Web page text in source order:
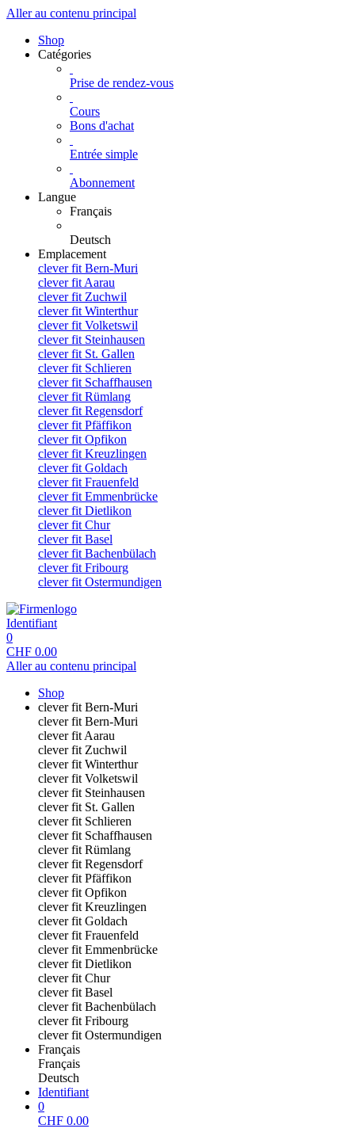
Aller au contenu principal
Shop
Catégories
Prise de rendez-vous
Cours
Bons d'achat
Entrée simple
Abonnement
Langue
Français
Deutsch
Emplacement
clever fit Bern-Muri
clever fit Aarau
clever fit Zuchwil
clever fit Winterthur
clever fit Volketswil
clever fit Steinhausen
clever fit St. Gallen
clever fit Schlieren
clever fit Schaffhausen
clever fit Rümlang
clever fit Regensdorf
clever fit Pfäffikon
clever fit Opfikon
clever fit Kreuzlingen
clever fit Goldach
clever fit Frauenfeld
clever fit Emmenbrücke
clever fit Dietlikon
clever fit Chur
clever fit Basel
clever fit Bachenbülach
clever fit Fribourg
clever fit Ostermundigen
Identifiant
0
CHF 0.00
Aller au contenu principal
Shop
clever fit Bern-Muri
clever fit Bern-Muri
clever fit Aarau
clever fit Zuchwil
clever fit Winterthur
clever fit Volketswil
clever fit Steinhausen
clever fit St. Gallen
clever fit Schlieren
clever fit Schaffhausen
clever fit Rümlang
clever fit Regensdorf
clever fit Pfäffikon
clever fit Opfikon
clever fit Kreuzlingen
clever fit Goldach
clever fit Frauenfeld
clever fit Emmenbrücke
clever fit Dietlikon
clever fit Chur
clever fit Basel
clever fit Bachenbülach
clever fit Fribourg
clever fit Ostermundigen
Français
Français
Deutsch
Identifiant
0
CHF 0.00